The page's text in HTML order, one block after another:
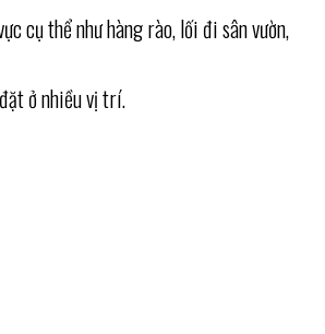
cụ thể như hàng rào, lối đi sân vườn,
ở nhiều vị trí.